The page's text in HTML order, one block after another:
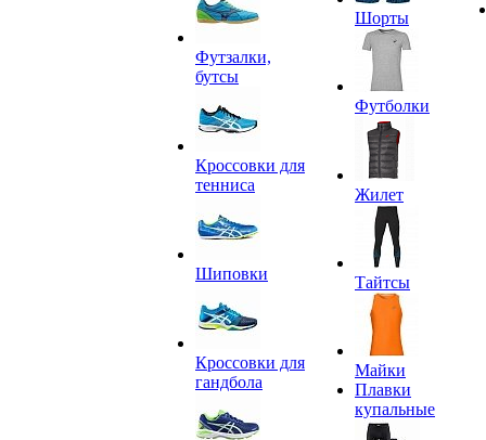
Футзалки,
бутсы
Кроссовки для
тенниса
Шиповки
Кроссовки для
гандбола
Шорты
Футболки
Жилет
Тайтсы
Майки
Плавки
купальные